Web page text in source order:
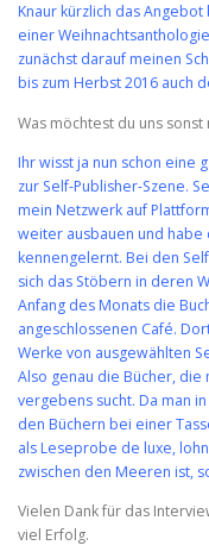
Knaur kürzlich das
einer
zunächst darauf meinen
bis zum Herbst 2016 auch
Was möchtest du uns
Ihr wisst ja nun schon eine
zur Self-Publisher-Szene.
mein Netzwerk auf
weiter ausbauen und
kennengelernt. Bei den
sich das Stöbern in deren
Anfang des Monats die
angeschlossenen Café.
Werke von ausgewählten
Also genau die Bücher, die
vergebens sucht. Da man
den Büchern bei einer
als Leseprobe de luxe,
zwischen den Meeren ist,
Vielen Dank für das
viel Erfolg.